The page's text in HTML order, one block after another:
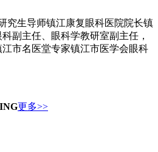
究生导师镇江康复眼科医院院长镇
副主任、眼科学教研室副主任，
市名医堂专家镇江市医学会眼科
更多>>